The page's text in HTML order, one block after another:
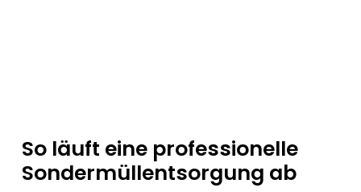
So läuft eine professionelle
Sondermüllentsorgung ab